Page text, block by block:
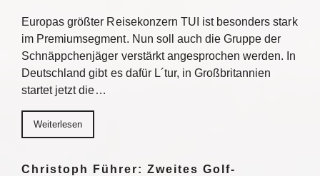
Europas größter Reisekonzern TUI ist besonders stark
im Premiumsegment. Nun soll auch die Gruppe der
Schnäppchenjäger verstärkt angesprochen werden. In
Deutschland gibt es dafür L´tur, in Großbritannien
startet jetzt die…
Weiterlesen
Christoph Führer: Zweites Golf-